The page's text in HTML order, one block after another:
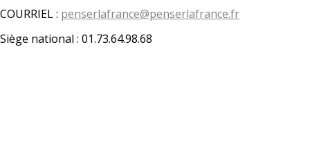
COURRIEL : penserlafrance@penserlafrance.fr
Siège national : 01.73.64.98.68